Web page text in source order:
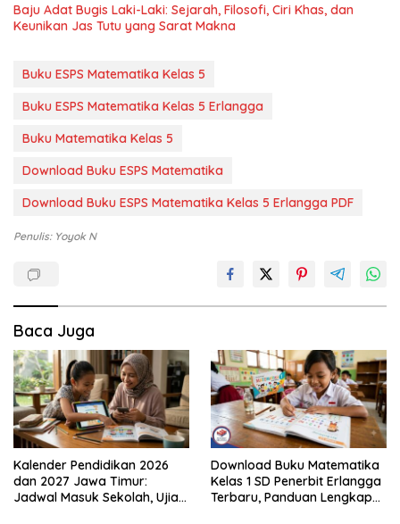
Baju Adat Bugis Laki-Laki: Sejarah, Filosofi, Ciri Khas, dan
Keunikan Jas Tutu yang Sarat Makna
Buku ESPS Matematika Kelas 5
Buku ESPS Matematika Kelas 5 Erlangga
Buku Matematika Kelas 5
Download Buku ESPS Matematika
Download Buku ESPS Matematika Kelas 5 Erlangga PDF
Penulis: Yoyok N
Baca Juga
Kalender Pendidikan 2026
dan 2027 Jawa Timur:
Jadwal Masuk Sekolah, Ujian,
Download Buku Matematika
Kelas 1 SD Penerbit Erlangga
Terbaru, Panduan Lengkap